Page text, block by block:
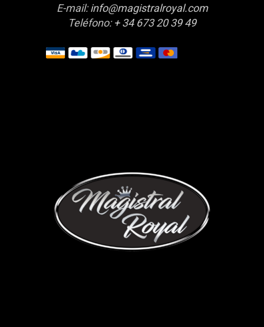
E-mail:info@magistralroyal.com
Teléfono:+ 34 673 20 39 49